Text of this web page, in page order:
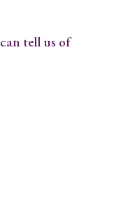
tell us of